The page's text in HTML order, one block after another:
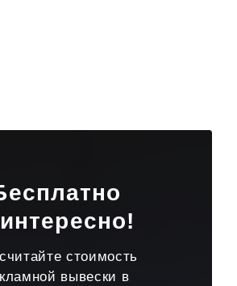
стоимость
вывески в